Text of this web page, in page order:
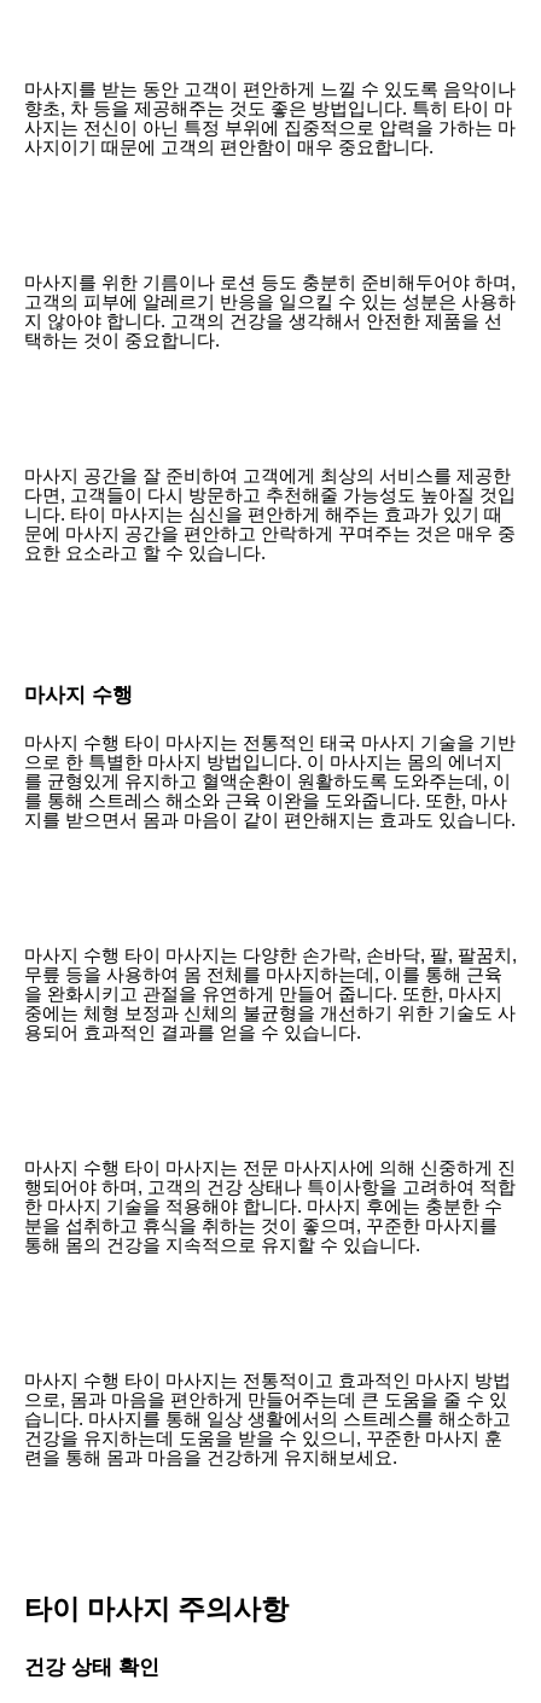
마사지를 받는 동안 고객이 편안하게 느낄 수 있도록 음악이나
향초, 차 등을 제공해주는 것도 좋은 방법입니다. 특히 타이 마
사지는 전신이 아닌 특정 부위에 집중적으로 압력을 가하는 마
사지이기 때문에 고객의 편안함이 매우 중요합니다.
마사지를 위한 기름이나 로션 등도 충분히 준비해두어야 하며,
고객의 피부에 알레르기 반응을 일으킬 수 있는 성분은 사용하
지 않아야 합니다. 고객의 건강을 생각해서 안전한 제품을 선
택하는 것이 중요합니다.
마사지 공간을 잘 준비하여 고객에게 최상의 서비스를 제공한
다면, 고객들이 다시 방문하고 추천해줄 가능성도 높아질 것입
니다. 타이 마사지는 심신을 편안하게 해주는 효과가 있기 때
문에 마사지 공간을 편안하고 안락하게 꾸며주는 것은 매우 중
요한 요소라고 할 수 있습니다.
마사지 수행
마사지 수행 타이 마사지는 전통적인 태국 마사지 기술을 기반
으로 한 특별한 마사지 방법입니다. 이 마사지는 몸의 에너지
를 균형있게 유지하고 혈액순환이 원활하도록 도와주는데, 이
를 통해 스트레스 해소와 근육 이완을 도와줍니다. 또한, 마사
지를 받으면서 몸과 마음이 같이 편안해지는 효과도 있습니다.
마사지 수행 타이 마사지는 다양한 손가락, 손바닥, 팔, 팔꿈치,
무릎 등을 사용하여 몸 전체를 마사지하는데, 이를 통해 근육
을 완화시키고 관절을 유연하게 만들어 줍니다. 또한, 마사지
중에는 체형 보정과 신체의 불균형을 개선하기 위한 기술도 사
용되어 효과적인 결과를 얻을 수 있습니다.
마사지 수행 타이 마사지는 전문 마사지사에 의해 신중하게 진
행되어야 하며, 고객의 건강 상태나 특이사항을 고려하여 적합
한 마사지 기술을 적용해야 합니다. 마사지 후에는 충분한 수
분을 섭취하고 휴식을 취하는 것이 좋으며, 꾸준한 마사지를
통해 몸의 건강을 지속적으로 유지할 수 있습니다.
마사지 수행 타이 마사지는 전통적이고 효과적인 마사지 방법
으로, 몸과 마음을 편안하게 만들어주는데 큰 도움을 줄 수 있
습니다. 마사지를 통해 일상 생활에서의 스트레스를 해소하고
건강을 유지하는데 도움을 받을 수 있으니, 꾸준한 마사지 훈
련을 통해 몸과 마음을 건강하게 유지해보세요.
타이 마사지 주의사항
건강 상태 확인